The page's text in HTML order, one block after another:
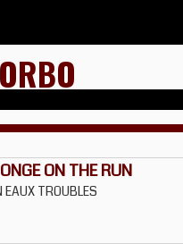
ON THE RUN
EAUX TROUBLES